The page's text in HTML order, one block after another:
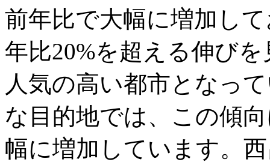
前年比で大幅に増加し
年比20%を超える伸び
人気の高い都市となっ
な目的地では、この傾
幅に増加しています。